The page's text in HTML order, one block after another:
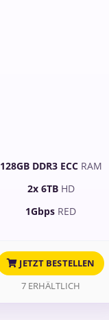
128GB DDR3 ECCRAM
2x 6TBHD
1Gbps RED
JETZT BESTELLEN
7 ERHÄLTLICH